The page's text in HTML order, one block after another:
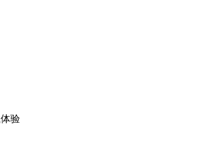
验